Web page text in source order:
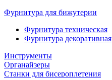
Фурнитура для бижутерии
Фурнитура техническая
Фурнитура декоративная
Инструменты
Органайзеры
Станки для бисероплетения